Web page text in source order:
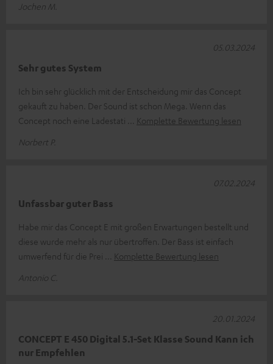
Jochen M.
Sehr gutes System
Ich bin sehr glücklich mit der Entscheidung mir das Concept
gekauft zu haben. Der Sound ist schon Mega. Wenn das
Concept noch eine Ladestati
Komplette Bewertung lesen
Norbert P.
05.03.2024
Unfassbar guter Bass
Habe mir das Concept E mit großen Erwartungen bestellt und
diese wurde mehr als nur übertroffen. Der Bass ist einfach
umwerfend für die Prei
Komplette Bewertung lesen
Antonio C.
07.02.2024
CONCEPT E 450 Digital 5.1-Set Klasse Sound Kann ich
nur Empfehlen
20.01.2024